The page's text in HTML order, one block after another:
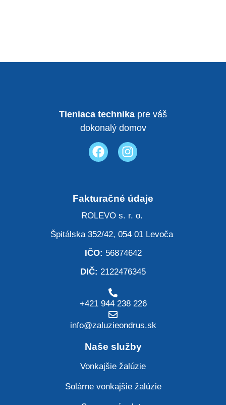
Tieniaca technika pre váš
dokonalý domov
Fakturačné údaje
ROLEVO s. r. o.
Špitálska 352/42, 054 01 Levoča
IČO: 56874642
DIČ: 2122476345
+421 944 238 226
info@zaluzieondrus.sk
Naše služby
Vonkajšie žalúzie
Solárne vonkajšie žalúzie